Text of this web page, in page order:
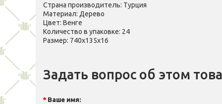
Страна производитель: Турция
Материал: Дерево
Цвет: Венге
Количество в упаковке: 24
Размер: 740х135х16
Задать вопрос об этом
Ваше имя: